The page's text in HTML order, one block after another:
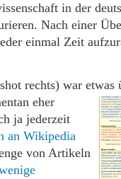
in der
Nach einer
einmal Zeit
rechts) war
eher
ja jederzeit
an Wikipedia
von Artikeln